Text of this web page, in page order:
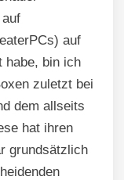
auf
habe, bin ich
zuletzt bei
dem allseits
hat ihren
grundsätzlich